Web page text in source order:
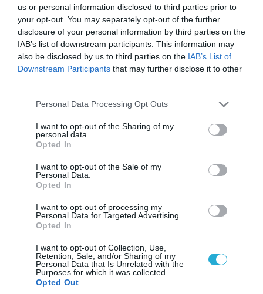
us or personal information disclosed to third parties prior to
your opt-out. You may separately opt-out of the further
disclosure of your personal information by third parties on the
IAB’s list of downstream participants. This information may
also be disclosed by us to third parties on the IAB’s List of
Downstream Participants that may further disclose it to other
Please note that this website/app uses one or more Google
not limited to your visit or usage behaviour. You may click to
grant or deny consent to Google and its third-party tags to
use your data for below specified purposes in below Google
consent section.
Personal Data Processing Opt Outs
I want to opt-out of the Sharing of my
personal data.
Opted In
I want to opt-out of the Sale of my
Personal Data.
Opted In
I want to opt-out of processing my
Personal Data for Targeted Advertising.
Opted In
I want to opt-out of Collection, Use,
Retention, Sale, and/or Sharing of my
Personal Data that Is Unrelated with the
Purposes for which it was collected.
Opted Out
«Οι εντελώς αθώοι»: Η ανάρτηση του Αρκά για
τα ζώα που χάθηκαν στις πυρκαγιές της
Αττικής (φωτο)